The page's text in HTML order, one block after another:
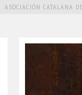
ASOCIACIÓN CATALANA